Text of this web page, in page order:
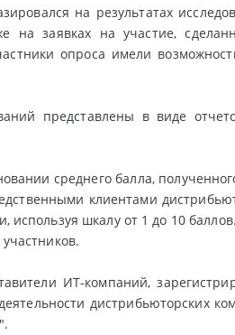
на результатах
на заявках на участие,
опроса имели
представлены в виде
среднего балла,
клиентами
используя шкалу от 1 до 10
ИТ-компаний,
дистрибьюторских